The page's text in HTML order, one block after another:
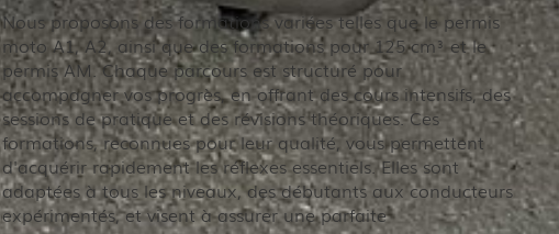
Nous proposons des formations variées telles que le permis
moto A1, A2, ainsi que des formations pour 125 cm³ et le
permis AM. Chaque parcours est structuré pour
accompagner vos progrès, en offrant des cours intensifs, des
sessions de pratique et des révisions théoriques. Ces
formations, reconnues pour leur qualité, vous permettent
d'acquérir rapidement les réflexes essentiels. Elles sont
adaptées à tous les niveaux, des débutants aux conducteurs
expérimentés, et visent à assurer une parfaite